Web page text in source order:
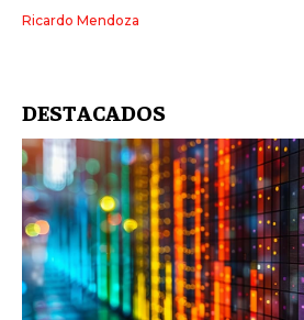
Ricardo Mendoza
DESTACADOS